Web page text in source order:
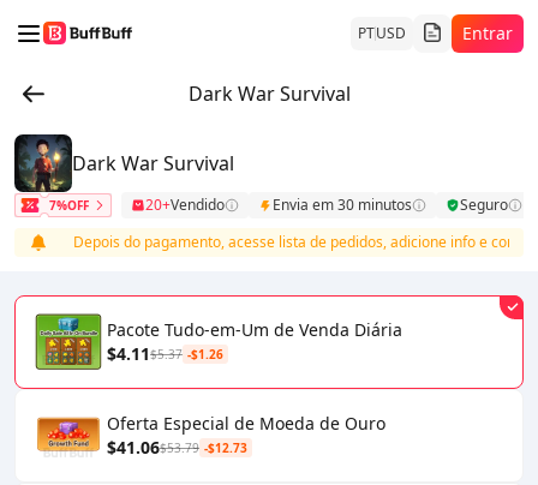
PTUSD Entrar
Dark War Survival
Dark War Survival
7%OFF 20+Vendido Envia em 30 minutos
Seguro
Depois do pagamento, acesse lista de pedidos, adicione info e
Pacote Tudo-em-Um de Venda Diária
$4.11$5.37 -$1.26
Oferta Especial de Moeda de Ouro
$41.06$53.79 -$12.73